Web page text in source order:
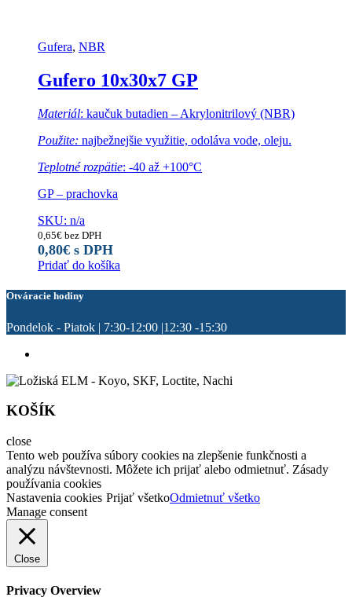
Gufera, NBR
Gufero 10x30x7 GP
Materiál: kaučuk butadien – Akrylonitrilový (NBR)
Použite: najbežnejšie využitie, odoláva vode, oleju.
Teplotné rozpätie: -40 až +100°C
GP – prachovka
SKU: n/a
0,65€ bez DPH
0,80€ s DPH
Pridať do košíka
Otváracie hodiny
Pondelok - Piatok | 7:30-12:00 |12:30 -15:30
KOŠÍK
close
Tento web používa súbory cookies na zlepšenie funkčnosti a
analýzu návštevnosti. Môžete ich prijať alebo odmietnuť. Zásady
používania cookies
Nastavenia cookies Prijať všetkoOdmietnuť všetko
Manage consent
Close
Privacy Overview